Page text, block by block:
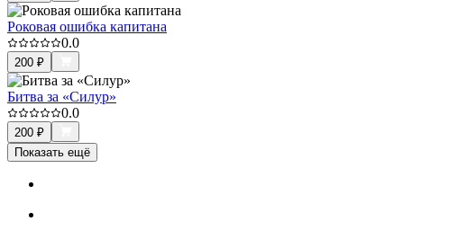
Роковая ошибка капитана
0.0
200 ₽
Битва за «Силур»
0.0
200 ₽
Показать ещё